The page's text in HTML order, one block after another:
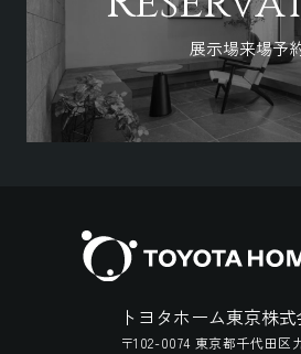
展示場来場予
トヨタホーム東京株
〒102-0074 東京都千代田区